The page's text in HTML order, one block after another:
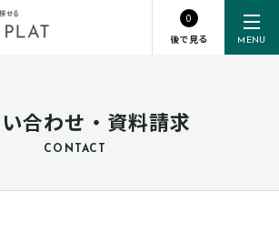
MENU
せる
0
後で見る
合わせ・資料請求
CONTACT